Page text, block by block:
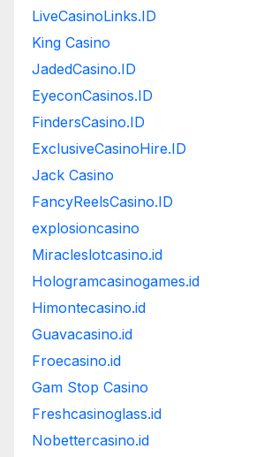
LiveCasinoLinks.ID
King Casino
JadedCasino.ID
EyeconCasinos.ID
FindersCasino.ID
ExclusiveCasinoHire.ID
Jack Casino
FancyReelsCasino.ID
explosioncasino
Miracleslotcasino.id
Hologramcasinogames.id
Himontecasino.id
Guavacasino.id
Froecasino.id
Gam Stop Casino
Freshcasinoglass.id
Nobettercasino.id